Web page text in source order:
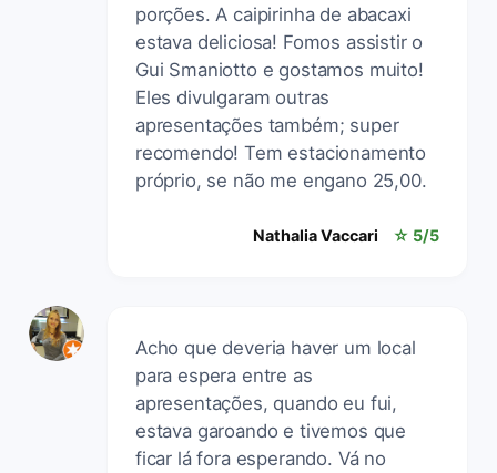
porções. A caipirinha de abacaxi
estava deliciosa! Fomos assistir o
Gui Smaniotto e gostamos muito!
Eles divulgaram outras
apresentações também; super
recomendo! Tem estacionamento
próprio, se não me engano 25,00.
Nathalia Vaccari ☆ 5/5
Acho que deveria haver um local
para espera entre as
apresentações, quando eu fui,
estava garoando e tivemos que
ficar lá fora esperando. Vá no